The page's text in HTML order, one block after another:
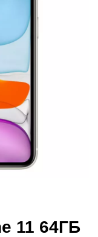
11 64ГБ